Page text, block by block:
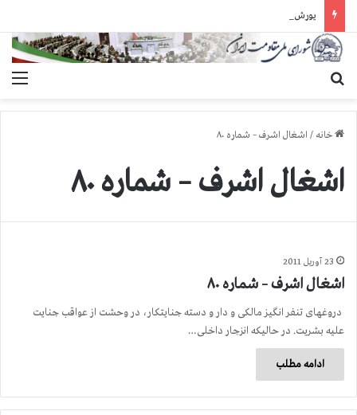
خانه / اشغال اشرف – شماره ۸۰
اشغال اشرف – شماره ۸۰
23 آوریل 2011
اشغال اشرف – شماره ۸۰
دروغهای تنفر انگیز مالکی و دار و دسته جنایتکار، در وحشت از عواقب جنایت
علیه بشریت. در حالیکه انزجار داخلی…
ادامه مطلب